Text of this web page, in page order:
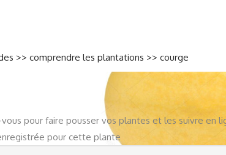
>> comprendre les plantations >> courge
pour faire pousser vos plantes et les suivre en
pour cette plante